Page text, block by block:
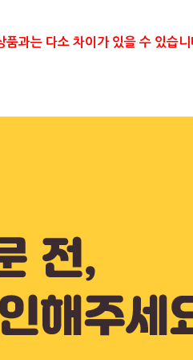
과는 다소 차이가 있을 수 있습니